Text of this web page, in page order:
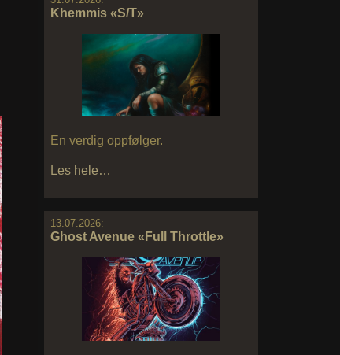
Khemmis «S/T»
En verdig oppfølger.
Les hele…
13.07.2026:
Ghost Avenue «Full Throttle»